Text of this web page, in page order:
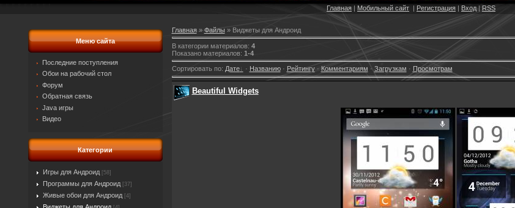
Главная | Мобильный сайт | Регистрация | Вход| RSS
Меню сайта
Последние поступления
Обои на рабочий стол
Форум
Обратная связь
Java игры
Видео
Категории
Игры для Андроид [58]
Программы для Андроид [37]
Живые обои для Андроид [4]
Главная» Файлы » Виджеты для Андроид
В категории материалов: 4
Показано материалов: 1-4
Сортировать по: Дате · Названию· Рейтингу· Комментариям ·Загрузкам · Просмотрам
Beautiful Widgets